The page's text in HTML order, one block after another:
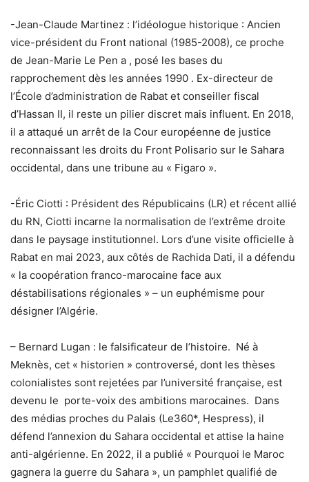
-Jean-Claude Martinez : l’idéologue historique : Ancien
vice-président du Front national (1985-2008), ce proche
de Jean-Marie Le Pen a , posé les bases du
rapprochement dès les années 1990 . Ex-directeur de
l’École d’administration de Rabat et conseiller fiscal
d’Hassan II, il reste un pilier discret mais influent. En 2018,
il a attaqué un arrêt de la Cour européenne de justice
reconnaissant les droits du Front Polisario sur le Sahara
occidental, dans une tribune au « Figaro ».
-Éric Ciotti : Président des Républicains (LR) et récent allié
du RN, Ciotti incarne la normalisation de l’extrême droite
dans le paysage institutionnel. Lors d’une visite officielle à
Rabat en mai 2023, aux côtés de Rachida Dati, il a défendu
« la coopération franco-marocaine face aux
déstabilisations régionales » – un euphémisme pour
désigner l’Algérie.
– Bernard Lugan : le falsificateur de l’histoire. Né à
Meknès, cet « historien » controversé, dont les thèses
colonialistes sont rejetées par l’université française, est
devenu le porte-voix des ambitions marocaines. Dans
des médias proches du Palais (Le360*, Hespress), il
défend l’annexion du Sahara occidental et attise la haine
anti-algérienne. En 2022, il a publié « Pourquoi le Maroc
gagnera la guerre du Sahara », un pamphlet qualifié de